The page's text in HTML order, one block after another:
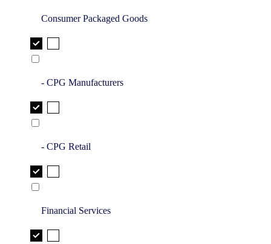
Consumer Packaged Goods
- CPG Manufacturers
- CPG Retail
Financial Services